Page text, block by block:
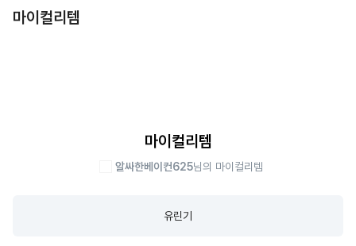
마이컬리템
마이컬리템
알싸한베이컨625님의 마이컬리템
유린기